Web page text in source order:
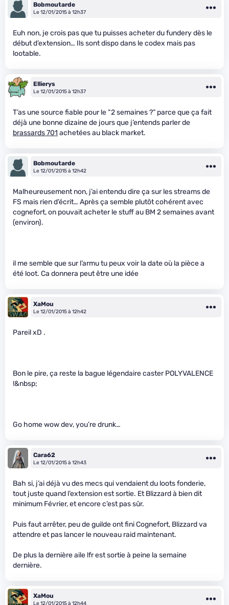
Bobmoutarde
Le 12/01/2015 à 12h37
Euh non, je crois pas que tu puisses acheter du fundery dès le
début d’extension… Ils sont dispo dans le codex mais pas
lootable.
Ellierys
Le 12/01/2015 à 12h37
T’as une source fiable pour le “2 semaines ?” parce que ça fait
déjà une bonne dizaine de jours que j’entends parler de
brassards 701 achetées au black market.
Bobmoutarde
Le 12/01/2015 à 12h42
Malheureusement non, j’ai entendu dire ça sur les streams de
FS mais rien d’écrit… Après ça semble plutôt cohérent avec
cognefort, on pouvait acheter le stuff au BM 2 semaines avant
(environ).
il me semble que sur l’armu tu peux voir la date où la pièce a
été loot. Ca donnera peut être une idée
XaMou
Le 12/01/2015 à 12h42
Pareil xD .
Bon le pire, ça reste la bague légendaire caster POLYVALENCE
!&nbsp;
Go home wow dev, you’re drunk…
Cara62
Le 12/01/2015 à 12h43
Bah si, j’ai déjà vu des mecs qui vendaient du loots fonderie,
tout juste quand l’extension est sortie. Et Blizzard à bien dit
minimum Février, et encore c’est pas sûr.
Puis faut arrêter, peu de guilde ont fini Cognefort, Blizzard va
attendre et pas lancer le nouveau raid maintenant.
De plus la dernière aile lfr est sortie à peine la semaine
dernière.
XaMou
Le 12/01/2015 à 12h44